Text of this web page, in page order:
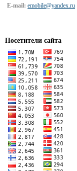
E-mail: emobile@yandex.ru
Посетители сайта